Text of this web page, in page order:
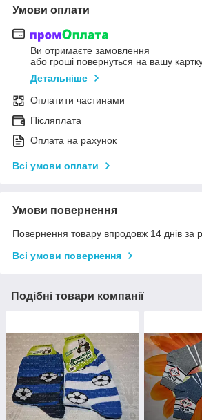
Умови оплати
Ви отримаєте замовлення
або гроші повернуться на вашу
Детальніше
Оплатити частинами
Післяплата
Оплата на рахунок
Всі умови оплати
Умови повернення
Повернення товару впродовж 14 днів за
Всі умови повернення
Подібні товари компанії